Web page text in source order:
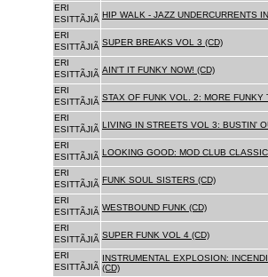
ERI
ESITTÃJIÃ HIP WALK - JAZZ UNDERCURRENTS
ERI
ESITTÃJIÃ SUPER BREAKS VOL 3 (CD)
ERI
ESITTÃJIÃ AIN'T IT FUNKY NOW! (CD)
ERI
ESITTÃJIÃ STAX OF FUNK VOL. 2: MORE FUNKY
ERI
ESITTÃJIÃ LIVING IN STREETS VOL 3: BUSTIN'
ERI
ESITTÃJIÃ LOOKING GOOD: MOD CLUB
ERI
ESITTÃJIÃ FUNK SOUL SISTERS (CD)
ERI
ESITTÃJIÃ WESTBOUND FUNK (CD)
ERI
ESITTÃJIÃ SUPER FUNK VOL 4 (CD)
ERI
ESITTÃJIÃ
INSTRUMENTAL EXPLOSION:
(CD)